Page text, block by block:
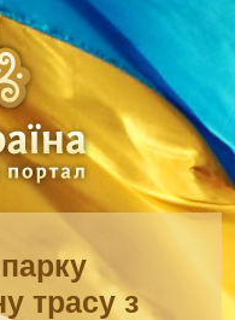
трасу з